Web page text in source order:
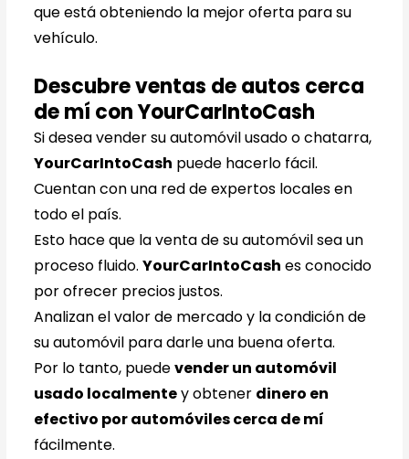
que está obteniendo la mejor oferta para su
vehículo.
Descubre ventas de autos cerca
de mí con YourCarIntoCash
Si desea vender su automóvil usado o chatarra,
YourCarIntoCash puede hacerlo fácil.
Cuentan con una red de expertos locales en
todo el país.
Esto hace que la venta de su automóvil sea un
proceso fluido.YourCarIntoCash es conocido
por ofrecer precios justos.
Analizan el valor de mercado y la condición de
su automóvil para darle una buena oferta.
Por lo tanto, puedevender un automóvil
usado localmentey obtener dinero en
efectivo por automóviles cerca de mí
fácilmente.